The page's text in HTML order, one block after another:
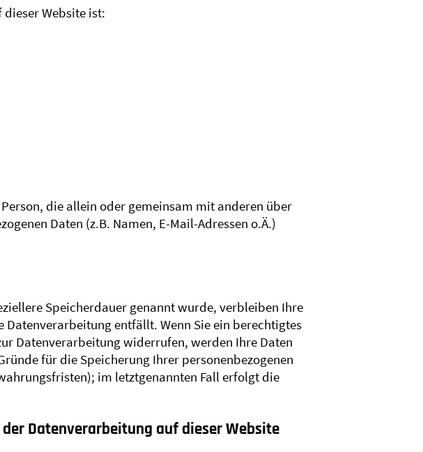
Website ist:
die allein oder gemeinsam mit anderen über
Daten (z.B. Namen, E-Mail-Adressen o.Ä.)
Speicherdauer genannt wurde, verbleiben Ihre
entfällt. Wenn Sie ein berechtigtes
Datenverarbeitung widerrufen, werden Ihre Daten
für die Speicherung Ihrer personenbezogenen
im letztgenannten Fall erfolgt die
Datenverarbeitung auf dieser Website